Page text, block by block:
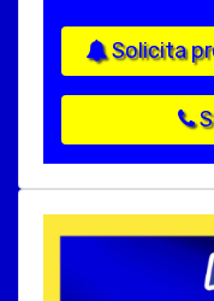
Solicita